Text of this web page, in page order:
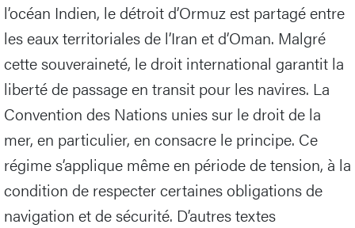
l’océan Indien, le détroit d’Ormuz est partagé entre
les eaux territoriales de l’Iran et d’Oman. Malgré
cette souveraineté, le droit international garantit la
liberté de passage en transit pour les navires. La
Convention des Nations unies sur le droit de la
mer, en particulier, en consacre le principe. Ce
régime s’applique même en période de tension, à la
condition de respecter certaines obligations de
navigation et de sécurité. D’autres textes